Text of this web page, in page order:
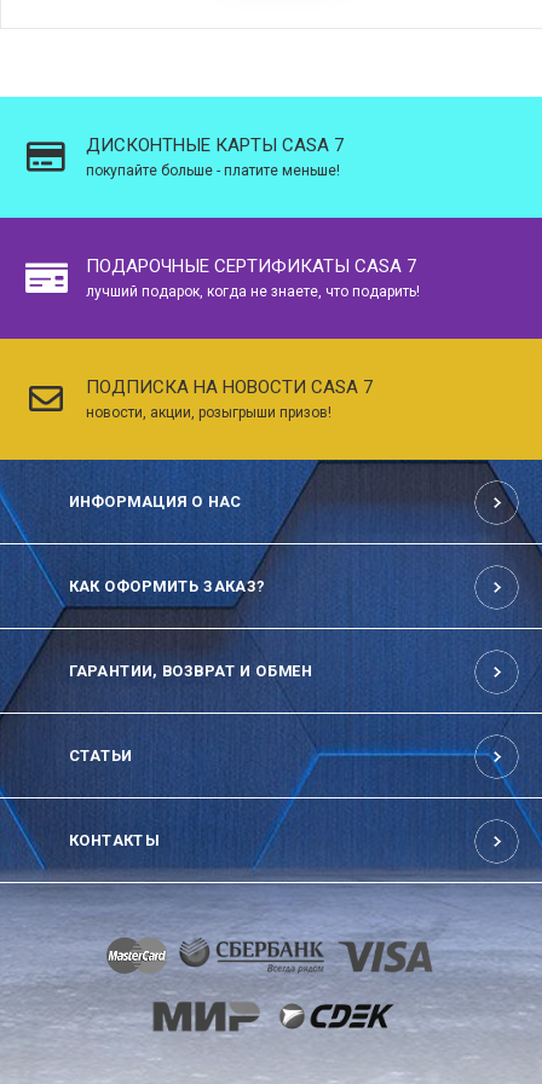
ДИСКОНТНЫЕ КАРТЫ CASA 7
покупайте больше - платите меньше!
ПОДАРОЧНЫЕ СЕРТИФИКАТЫ CASA 7
лучший подарок, когда не знаете, что подарить!
ПОДПИСКА НА НОВОСТИ CASA 7
новости, акции, розыгрыши призов!
ИНФОРМАЦИЯ О НАС
КАК ОФОРМИТЬ ЗАКАЗ?
ГАРАНТИИ, ВОЗВРАТ И ОБМЕН
СТАТЬИ
КОНТАКТЫ